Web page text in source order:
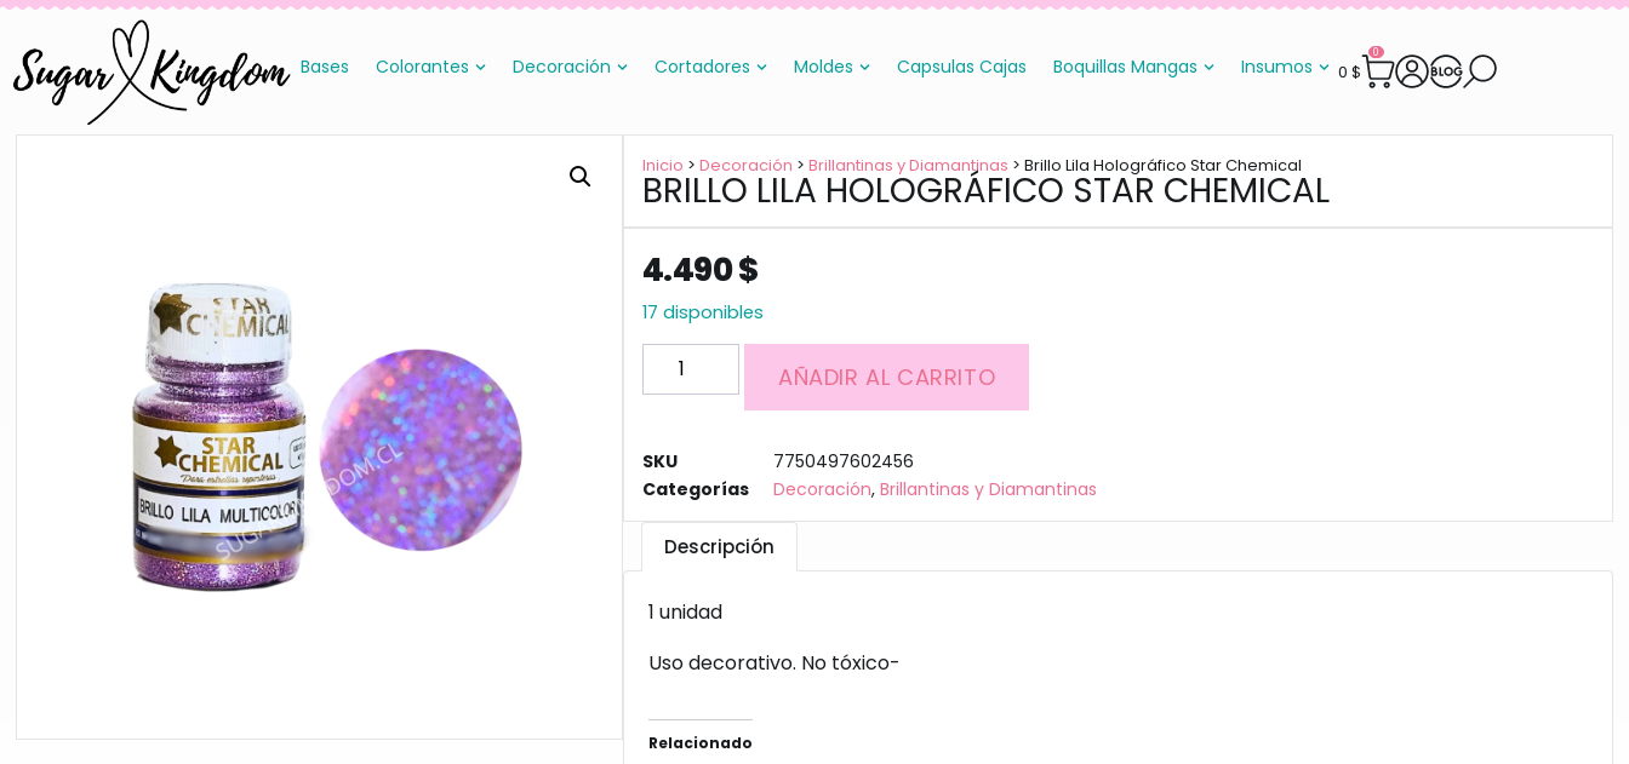
Bases Colorantes Decoración Cortadores Moldes Capsulas Cajas Boquillas Mangas Insumos 0 $
0
Inicio > Decoración > Brillantinas y Diamantinas > Brillo Lila Holográfico Star Chemical
BRILLO LILA HOLOGRÁFICO STAR CHEMICAL
4.490$
17 disponibles
AÑADIR AL CARRITO
SKU
7750497602456
Categorías
Decoración, Brillantinas y Diamantinas
Descripción
1 unidad
Uso decorativo. No tóxico-
Relacionado